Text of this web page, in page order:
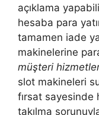
açıklama
hesaba para
tamamen iade
makinelerine
müşteri
slot makineleri
fırsat sayesinde
takılma